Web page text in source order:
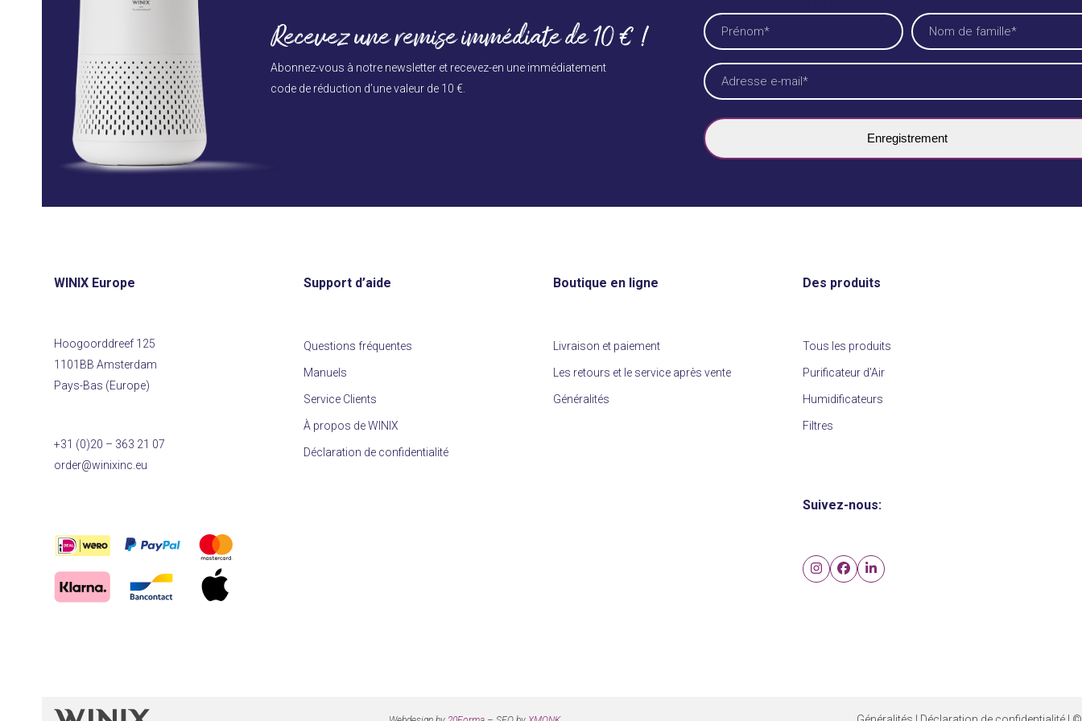
go
Recevez une remise immédiate de 10 € !
Abonnez-vous à notre newsletter et recevez-en une immédiatement
code de réduction d’une valeur de 10 €.
Name
(Nécessaire)
Voornaam Achternaam
E-
mailadres
(Nécessaire)
WINIX Europe
Hoogoorddreef 125
1101BB Amsterdam
Pays-Bas (Europe)
+31 (0)20 – 363 21 07
order@winixinc.eu
Support d’aide
Questions fréquentes
Manuels
Service Clients
À propos de WINIX
Déclaration de confidentialité
Boutique en ligne
Livraison et paiement
Les retours et le service après vente
Généralités
Des produits
Tous les produits
Purificateur d’Air
Humidificateurs
Filtres
Suivez-nous:
Instagram
Facebook
LinkedIn